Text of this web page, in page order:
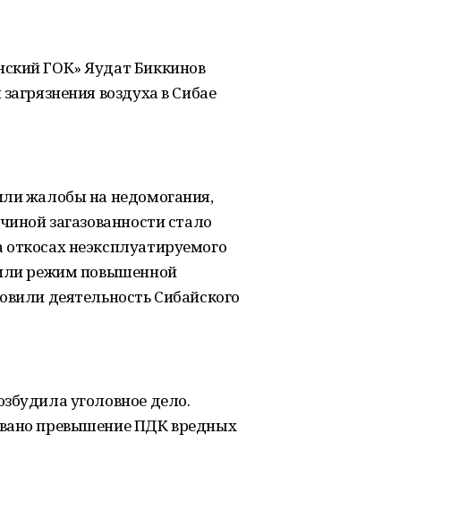
ГОК» Яудат Биккинов
воздуха в Сибае
жалобы на недомогания,
загазованности стало
неэксплуатируемого
режим повышенной
деятельность Сибайского
уголовное дело.
превышение ПДК вредных